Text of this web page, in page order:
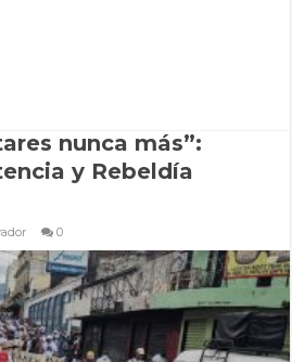
nunca más”:
y Rebeldía
0